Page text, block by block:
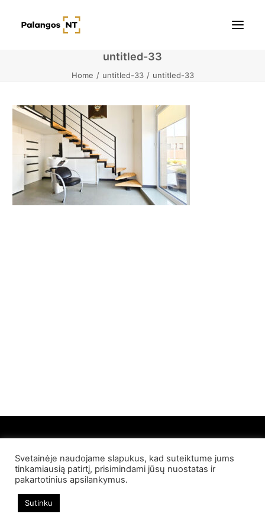
Butai
Namai / Kotedžai
Žemės sklypai
Kontaktai
untitled-33
Home untitled-33 untitled-33
© 2022 Palangos NT. Visos teisės saugomos
Svetainėje naudojame slapukus, kad suteiktume jums
tinkamiausią patirtį, prisimindami jūsų nuostatas ir
pakartotinius apsilankymus.
Sutinku